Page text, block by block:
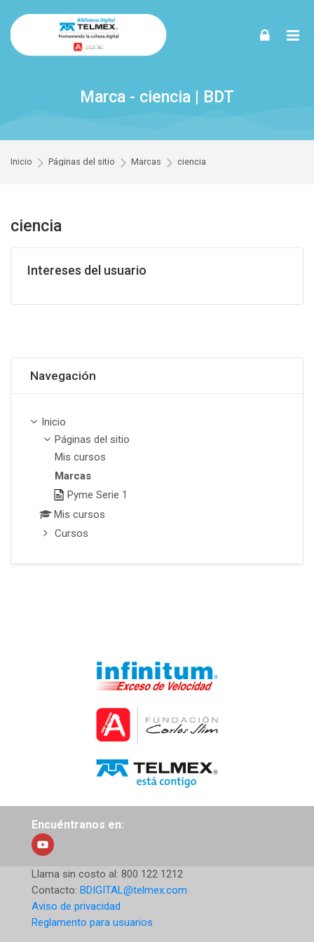
Marca - ciencia | BDT
Inicio Páginas del sitio Marcas ciencia
ciencia
Intereses del usuario
Navegación
Inicio
Páginas del sitio
Mis cursos
Marcas
Pyme Serie 1
Mis cursos
Cursos
Encuéntranos en:
Llama sin costo al: 800 122 1212
Contacto: BDIGITAL@telmex.com
Aviso de privacidad
Reglamento para usuarios